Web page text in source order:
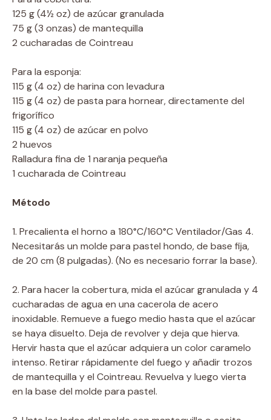
125 g (4½ oz) de azúcar granulada
75 g (3 onzas) de mantequilla
2 cucharadas de Cointreau
Para la esponja:
115 g (4 oz) de harina con levadura
115 g (4 oz) de pasta para hornear, directamente del
frigorífico
115 g (4 oz) de azúcar en polvo
2 huevos
Ralladura fina de 1 naranja pequeña
1 cucharada de Cointreau
Método
1. Precalienta el horno a 180°C/160°C Ventilador/Gas 4.
Necesitarás un molde para pastel hondo, de base fija,
de 20 cm (8 pulgadas). (No es necesario forrar la base).
2. Para hacer la cobertura, mida el azúcar granulada y 4
cucharadas de agua en una cacerola de acero
inoxidable. Remueve a fuego medio hasta que el azúcar
se haya disuelto. Deja de revolver y deja que hierva.
Hervir hasta que el azúcar adquiera un color caramelo
intenso. Retirar rápidamente del fuego y añadir trozos
de mantequilla y el Cointreau. Revuelva y luego vierta
en la base del molde para pastel.